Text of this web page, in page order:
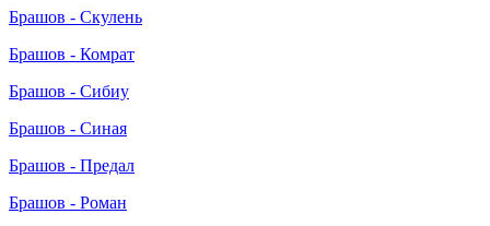
Брашов - Скулень
Брашов - Комрат
Брашов - Сибиу
Брашов - Синая
Брашов - Предал
Брашов - Роман